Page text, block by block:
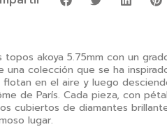
topos akoya 5.75mm con un
una colección que se ha
en el aire y luego
de París. Cada pieza, con
cubiertos de diamantes
lugar.